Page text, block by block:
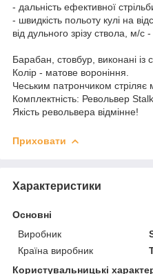
- дальність ефективної
- швидкість польоту кулі на
від дульного зрізу ствола, м/с
Барабан, стовбур, виконані із
Колір - матове вороніння.
Чеським патрончиком
Комплектність: Револьвер
Якість револьвера відмінне!
Приховати
Характеристики
Основні
Виробник
Країна виробник
Користувальницькі